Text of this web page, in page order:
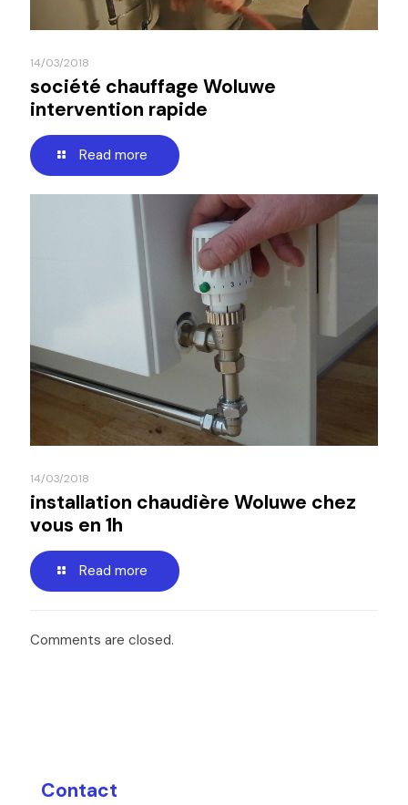
14/03/2018
société chauffage Woluwe
intervention rapide
Read more
14/03/2018
installation chaudière Woluwe chez
vous en 1h
Read more
Comments are closed.
Contact